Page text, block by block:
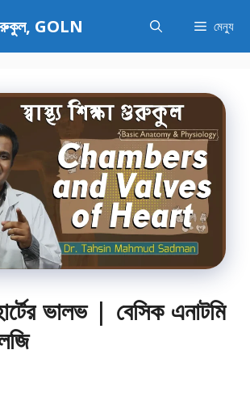
GOLN মেন্যু
ভালভ | বেসিক এনাটমি